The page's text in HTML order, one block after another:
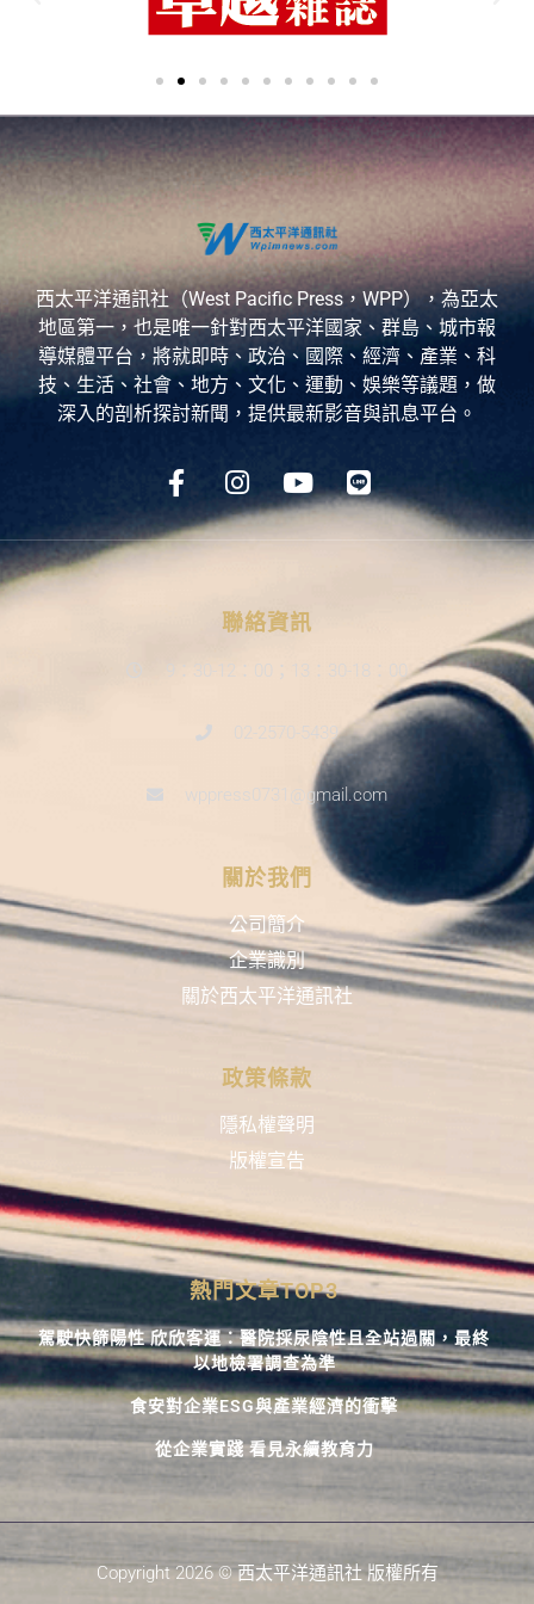
西太平洋通訊社（West Pacific Press，WPP），為亞太
地區第一，也是唯一針對西太平洋國家、群島、城市報
導媒體平台，將就即時、政治、國際、經濟、產業、科
技、生活、社會、地方、文化、運動、娛樂等議題，做
深入的剖析探討新聞，提供最新影音與訊息平台。
聯絡資訊
9：30-12：00；13：30-18：00
02-2570-5439
wppress0731@gmail.com
關於我們
公司簡介
企業識別
關於西太平洋通訊社
政策條款
隱私權聲明
版權宣告
熱門文章TOP3
駕駛快篩陽性 欣欣客運：醫院採尿陰性且全站過關，最終
以地檢署調查為準
食安對企業ESG與產業經濟的衝擊
從企業實踐 看見永續教育力
Copyright 2026 © 西太平洋通訊社 版權所有